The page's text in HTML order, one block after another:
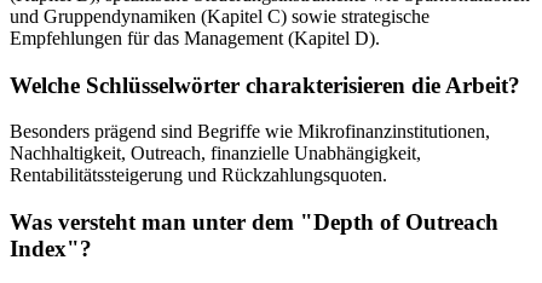
und Gruppendynamiken (Kapitel C) sowie strategische
Empfehlungen für das Management (Kapitel D).
Welche Schlüsselwörter charakterisieren die Arbeit?
Besonders prägend sind Begriffe wie Mikrofinanzinstitutionen,
Nachhaltigkeit, Outreach, finanzielle Unabhängigkeit,
Rentabilitätssteigerung und Rückzahlungsquoten.
Was versteht man unter dem "Depth of Outreach
Index"?